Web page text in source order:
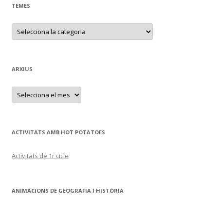
TEMES
T
M
ARXIUS
A
x
ACTIVITATS AMB HOT POTATOES
Activitats de 1r cicle
ANIMACIONS DE GEOGRAFIA I HISTÒRIA